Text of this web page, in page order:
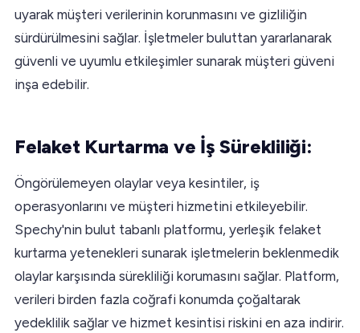
uyarak müşteri verilerinin korunmasını ve gizliliğin
sürdürülmesini sağlar. İşletmeler buluttan yararlanarak
güvenli ve uyumlu etkileşimler sunarak müşteri güveni
inşa edebilir.
Felaket Kurtarma ve İş Sürekliliği:
Öngörülemeyen olaylar veya kesintiler, iş
operasyonlarını ve müşteri hizmetini etkileyebilir.
Spechy'nin bulut tabanlı platformu, yerleşik felaket
kurtarma yetenekleri sunarak işletmelerin beklenmedik
olaylar karşısında sürekliliği korumasını sağlar. Platform,
verileri birden fazla coğrafi konumda çoğaltarak
yedeklilik sağlar ve hizmet kesintisi riskini en aza indirir.